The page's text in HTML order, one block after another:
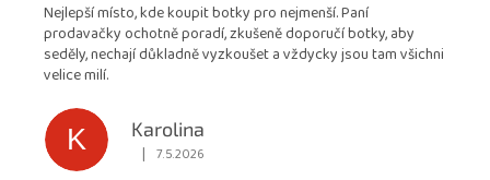
4,9
z
Nejlepší místo, kde koupit botky pro nejmenší. Paní
prodavačky ochotně poradí, zkušeně doporučí botky, aby
seděly, nechají důkladně vyzkoušet a vždycky jsou tam všichni
velice milí.
K
Karolina
Hodnocení obchodu je 5 z 5 hvězdiček.
| 7.5.2026